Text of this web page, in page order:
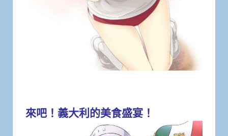
來吧！義大利的美食盛宴！